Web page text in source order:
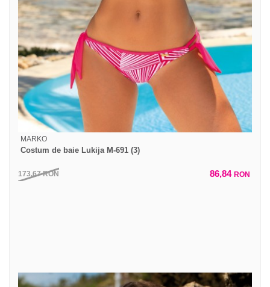
MARKO
Costum de baie Lukija M-691 (3)
173,67RON 86,84 RON